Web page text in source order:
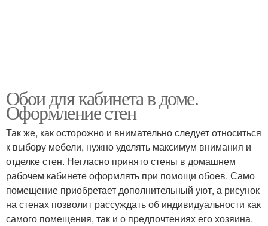
Обои для кабинета в доме.
Оформление стен
Так же, как осторожно и внимательно следует относиться
к выбору мебели, нужно уделять максимум внимания и
отделке стен. Негласно принято стены в домашнем
рабочем кабинете оформлять при помощи обоев. Само
помещение приобретает дополнительный уют, а рисунок
на стенах позволит рассуждать об индивидуальности как
самого помещения, так и о предпочтениях его хозяина.